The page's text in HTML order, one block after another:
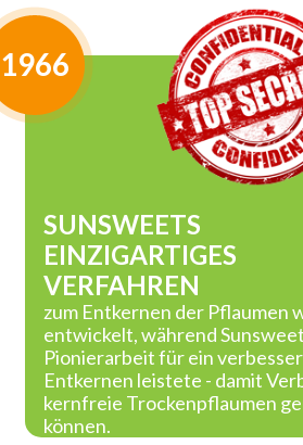
1966
SUNSWEETS
EINZIGARTIGES
VERFAHREN
zum Entkernen der Pflaumen
entwickelt, während Sunsweet
Pionierarbeit für ein
Entkernen leistete - damit
kernfreie Trockenpflaumen
können.